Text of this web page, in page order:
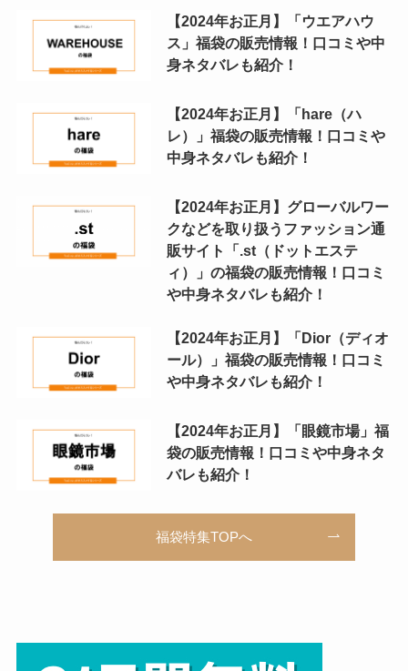
【2024年お正月】「ウエアハウ
ス」福袋の販売情報！口コミや中
身ネタバレも紹介！
【2024年お正月】「hare（ハ
レ）」福袋の販売情報！口コミや
中身ネタバレも紹介！
【2024年お正月】グローバルワー
クなどを取り扱うファッション通
販サイト「.st（ドットエステ
ィ）」の福袋の販売情報！口コミ
や中身ネタバレも紹介！
【2024年お正月】「Dior（ディオ
ール）」福袋の販売情報！口コミ
や中身ネタバレも紹介！
【2024年お正月】「眼鏡市場」福
袋の販売情報！口コミや中身ネタ
バレも紹介！
福袋特集TOPへ